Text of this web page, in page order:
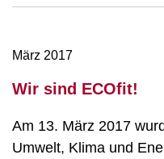
März 2017
Wir sind ECOfit!
Am 13. März 2017
Umwelt, Klima und